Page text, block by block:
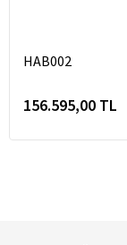
HAB002
156.595,00 TL